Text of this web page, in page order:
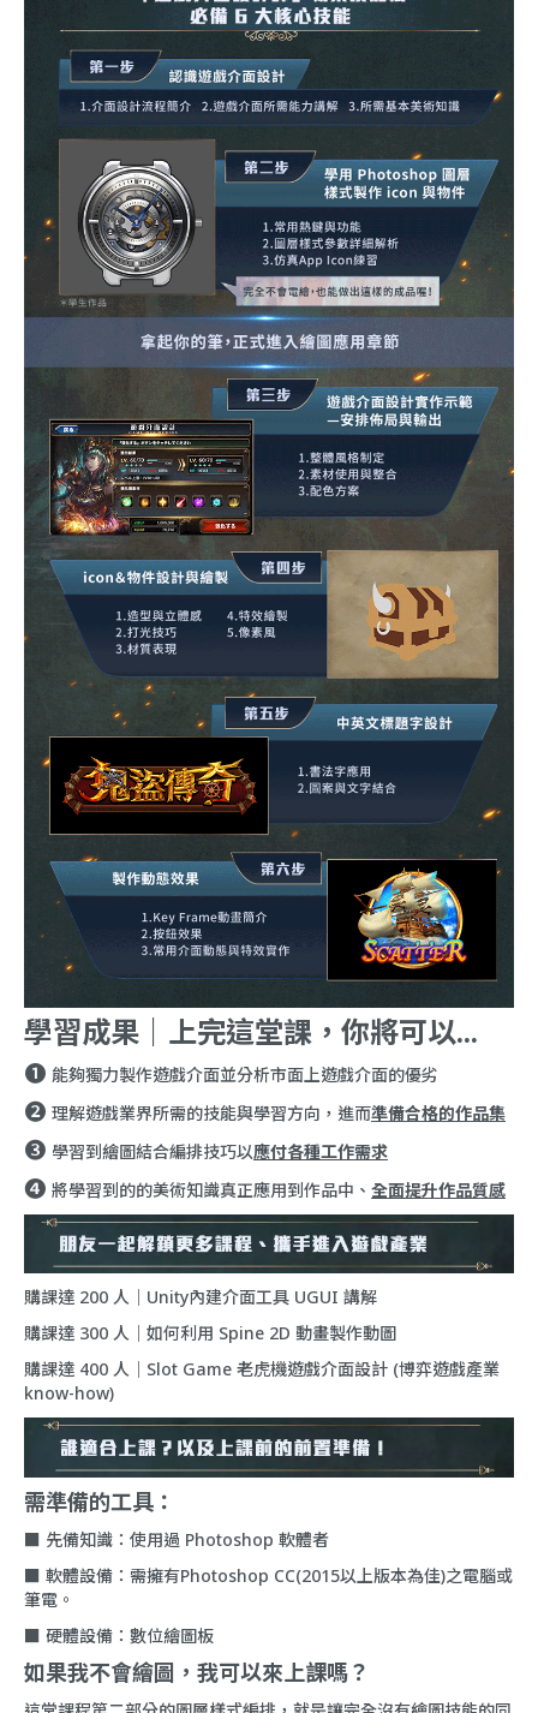
學習成果｜上完這堂課，你將可以...
❶ 能夠獨力製作遊戲介面並分析市面上遊戲介面的優劣
❷ 理解遊戲業界所需的技能與學習方向，進而準備合格的作品集
❸ 學習到繪圖結合編排技巧以應付各種工作需求
❹ 將學習到的的美術知識真正應用到作品中、 全面提升作品質感
購課達 200 人｜Unity內建介面工具 UGUI 講解
購課達 300 人｜如何利用 Spine 2D 動畫製作動圖
購課達 400 人｜Slot Game 老虎機遊戲介面設計 (博弈遊戲產業
know-how)
需準備的工具：
■ 先備知識：使用過 Photoshop 軟體者
■ 軟體設備：需擁有Photoshop CC(2015以上版本為佳)之電腦或
筆電。
■ 硬體設備：數位繪圖板
如果我不會繪圖，我可以來上課嗎？